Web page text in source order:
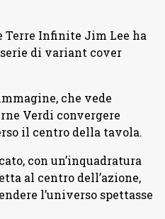
Terre Infinite Jim Lee ha
di variant cover
che vede
Verdi convergere
il centro della tavola.
con un’inquadratura
al centro dell’azione,
l’universo spettasse